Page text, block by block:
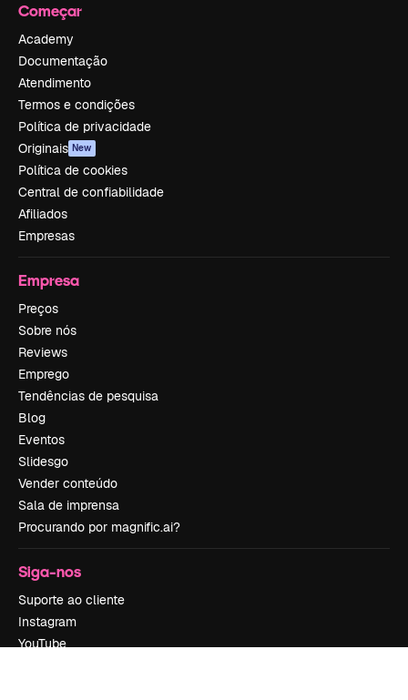
Começar
Academy
Documentação
Atendimento
Termos e condições
Política de privacidade
Originais New
Política de cookies
Central de confiabilidade
Afiliados
Empresas
Empresa
Preços
Sobre nós
Reviews
Emprego
Tendências de pesquisa
Blog
Eventos
Slidesgo
Vender conteúdo
Sala de imprensa
Procurando por magnific.ai?
Siga-nos
Suporte ao cliente
Instagram
YouTube